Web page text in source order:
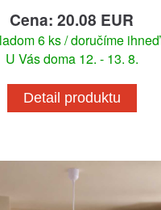
Cena: 20.08 EUR
6 ks / doručíme ihneď
U Vás doma 12. - 13. 8.
Detail produktu